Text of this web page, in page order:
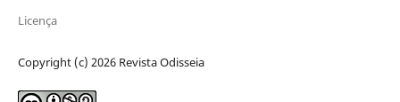
Licença
Copyright (c) 2026 Revista Odisseia